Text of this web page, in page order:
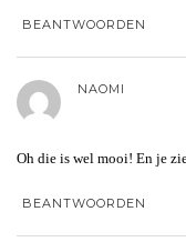
BEANTWOORDEN
NAOMI
Oh die is wel mooi! En je
BEANTWOORDEN